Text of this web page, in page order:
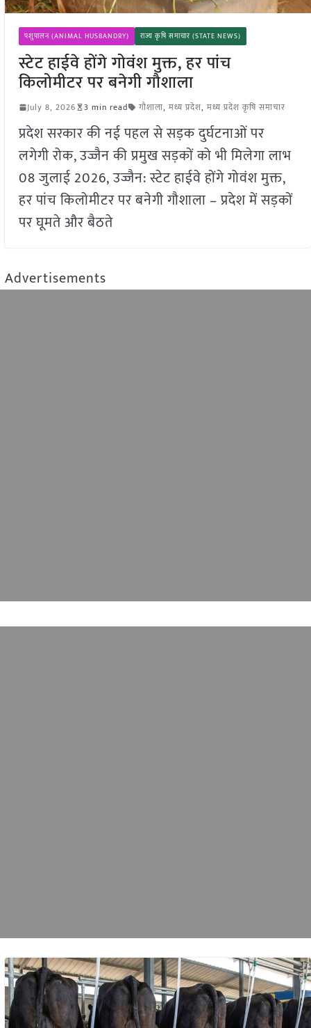
पशुपालन (ANIMAL HUSBANDRY) राज्य कृषि समाचार (STATE NEWS)
स्टेट हाईवे होंगे गोवंश मुक्त, हर पांच
किलोमीटर पर बनेगी गौशाला
July 8, 2026 3 min read गौशाला, मध्य प्रदेश, मध्य प्रदेश कृषि समाचार
प्रदेश सरकार की नई पहल से सड़क दुर्घटनाओं पर
लगेगी रोक, उज्जैन की प्रमुख सड़कों को भी मिलेगा लाभ
08 जुलाई 2026, उज्जैन: स्टेट हाईवे होंगे गोवंश मुक्त,
हर पांच किलोमीटर पर बनेगी गौशाला – प्रदेश में सड़कों
पर घूमते और बैठते
Advertisements